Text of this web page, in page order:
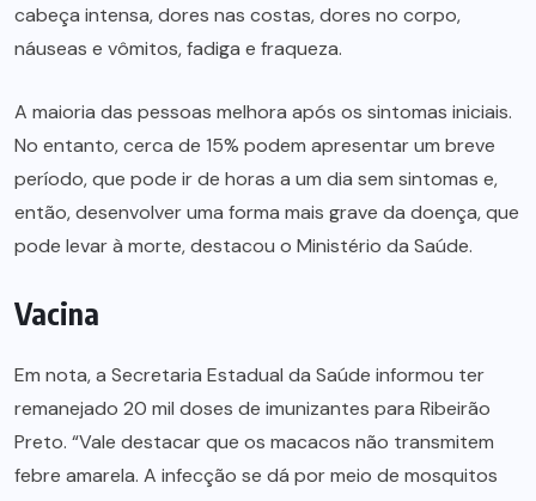
cabeça intensa, dores nas costas, dores no corpo,
náuseas e vômitos, fadiga e fraqueza.
A maioria das pessoas melhora após os sintomas iniciais.
No entanto, cerca de 15% podem apresentar um breve
período, que pode ir de horas a um dia sem sintomas e,
então, desenvolver uma forma mais grave da doença, que
pode levar à morte, destacou o Ministério da Saúde.
Vacina
Em nota, a Secretaria Estadual da Saúde informou ter
remanejado 20 mil doses de imunizantes para Ribeirão
Preto. “Vale destacar que os macacos não transmitem
febre amarela. A infecção se dá por meio de mosquitos